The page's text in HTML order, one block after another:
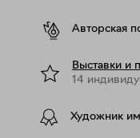
Авторская
Выставки и
14
Художник